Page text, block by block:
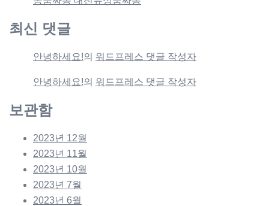
최신 댓글
안녕하세요!의 워드프레스 댓글 작성자
안녕하세요!의 워드프레스 댓글 작성자
보관함
2023년 12월
2023년 11월
2023년 10월
2023년 7월
2023년 6월